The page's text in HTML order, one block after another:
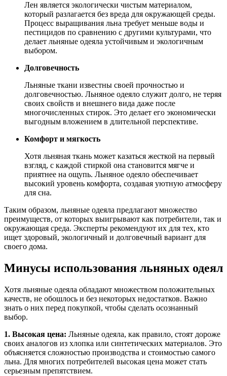
Лен является экологически чистым материалом,
который разлагается без вреда для окружающей среды.
Процесс выращивания льна требует меньше воды и
пестицидов по сравнению с другими культурами, что
делает льняные одеяла устойчивым и экологичным
выбором.
Долговечность
Льняные ткани известны своей прочностью и
долговечностью. Льняное одеяло служит долго, не теряя
своих свойств и внешнего вида даже после
многочисленных стирок. Это делает его экономически
выгодным вложением в длительной перспективе.
Комфорт и мягкость
Хотя льняная ткань может казаться жесткой на первый
взгляд, с каждой стиркой она становится мягче и
приятнее на ощупь. Льняное одеяло обеспечивает
высокий уровень комфорта, создавая уютную атмосферу
для сна.
Таким образом, льняные одеяла предлагают множество
преимуществ, от которых выигрывают как потребители, так и
окружающая среда. Эксперты рекомендуют их для тех, кто
ищет здоровый, экологичный и долговечный вариант для
своего дома.
Минусы использования льняных одеял
Хотя льняные одеяла обладают множеством положительных
качеств, не обошлось и без некоторых недостатков. Важно
знать о них перед покупкой, чтобы сделать осознанный
выбор.
1. Высокая цена: Льняные одеяла, как правило, стоят дороже
своих аналогов из хлопка или синтетических материалов. Это
объясняется сложностью производства и стоимостью самого
льна. Для многих потребителей высокая цена может стать
серьезным препятствием.